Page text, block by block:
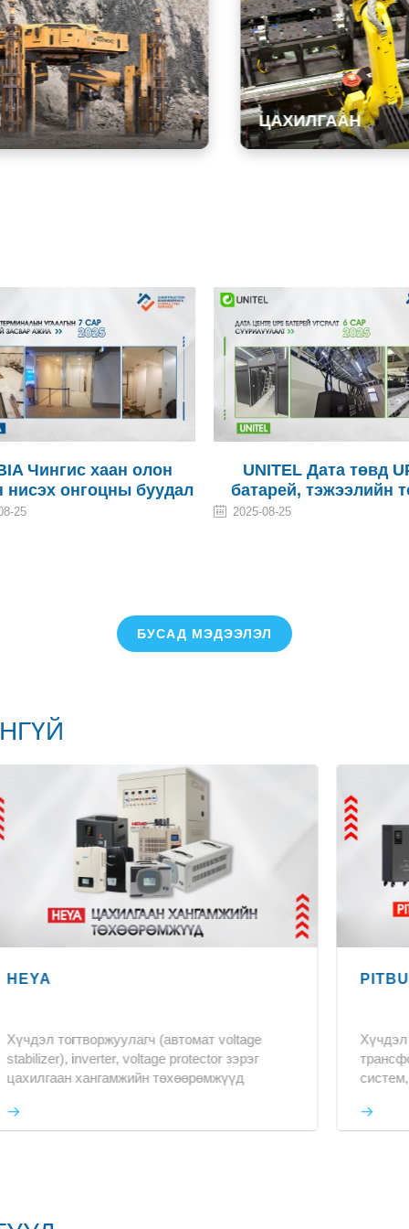
ЦАХИЛГААН
Дата төвд UPS,
тэжээлийн тоног
суурилуулах ажил
25
Unitel Data center
2026-03-18
БУСАД МЭДЭЭЛЭЛ
Хүчдэл тогтворжуулагч, Эрчим хүчний
трансформатор, Эрчим хүчний нөхөн сэргээх
систем, Цахилгаан хуваарилах байгууламж,